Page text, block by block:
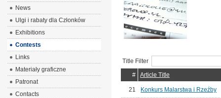
Title Filter
#
Article Title
21 Konkurs Malarstwa i Rzeźby
News
Ulgi i rabaty dla Członków
Exhibitions
Contests
Links
Materiały graficzne
Patronat
Contacts